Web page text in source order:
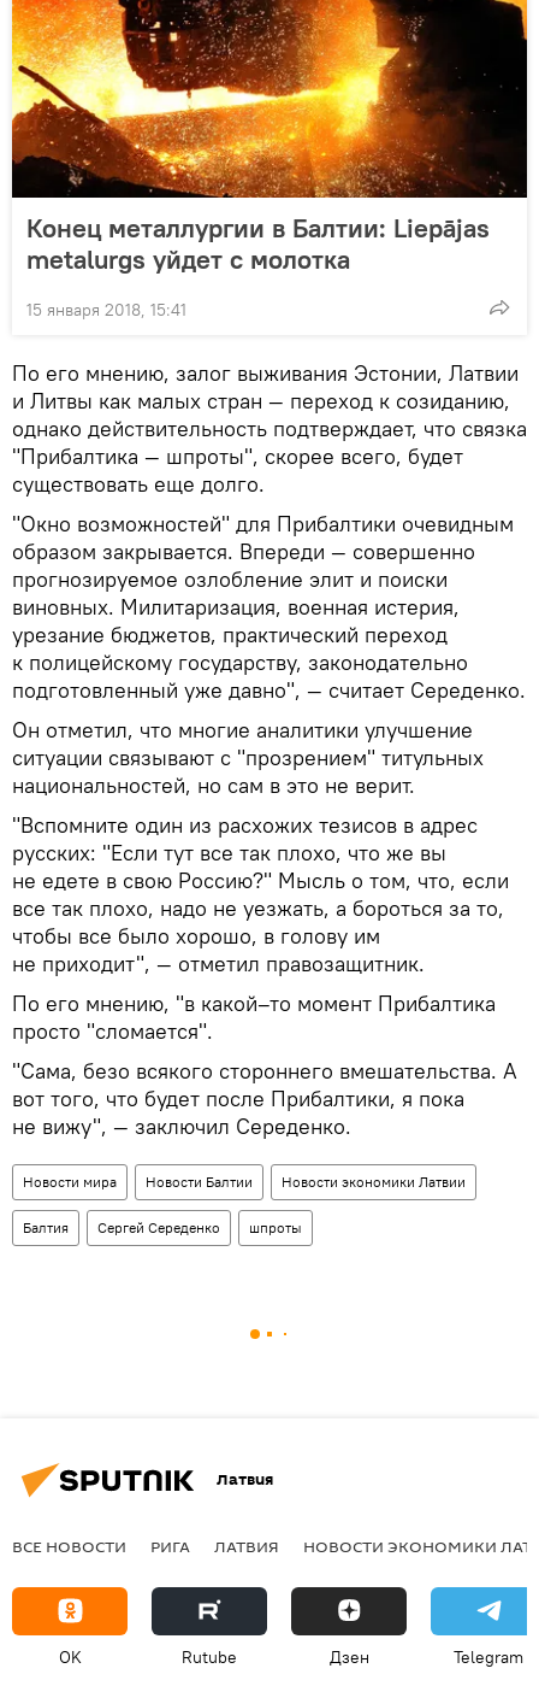
Конец металлургии в Балтии: Liepājas
metalurgs уйдет с молотка
15 января 2018, 15:41
По его мнению, залог выживания Эстонии, Латвии
и Литвы как малых стран — переход к созиданию,
однако действительность подтверждает, что связка
"Прибалтика — шпроты", скорее всего, будет
существовать еще долго.
"Окно возможностей" для Прибалтики очевидным
образом закрывается. Впереди — совершенно
прогнозируемое озлобление элит и поиски
виновных. Милитаризация, военная истерия,
урезание бюджетов, практический переход
к полицейскому государству, законодательно
подготовленный уже давно", — считает Середенко.
Он отметил, что многие аналитики улучшение
ситуации связывают с "прозрением" титульных
национальностей, но сам в это не верит.
"Вспомните один из расхожих тезисов в адрес
русских: "Если тут все так плохо, что же вы
не едете в свою Россию?" Мысль о том, что, если
все так плохо, надо не уезжать, а бороться за то,
чтобы все было хорошо, в голову им
не приходит", — отметил правозащитник.
По его мнению, "в какой–то момент Прибалтика
просто "сломается".
"Сама, безо всякого стороннего вмешательства. А
вот того, что будет после Прибалтики, я пока
не вижу", — заключил Середенко.
Новости мира Новости Балтии Новости экономики Латвии
Балтия Сергей Середенко шпроты
Латвия
ВСЕ НОВОСТИ РИГА ЛАТВИЯ НОВОСТИ ЭКОНОМИКИ
OK Rutube Дзен Telegram